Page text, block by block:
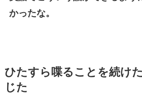
かったな。
ひたすら喋ることを続け
じた